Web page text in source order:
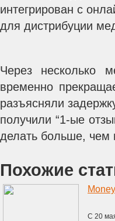
интегрирован с
для дистрибуции
Через несколько
временно
разъясняли
получили “1-ые
делать больше, чем
Похожие
С 20